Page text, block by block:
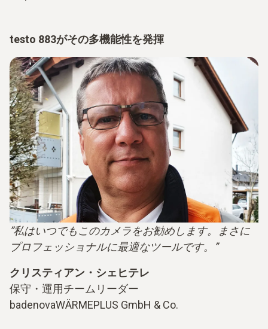
testo 883がその多機能性を発揮
”私はいつでもこのカメラをお勧めします。まさに
プロフェッショナルに最適なツールです。”
クリスティアン・シェヒテレ
保守・運用チームリーダー
badenovaWÄRMEPLUS GmbH & Co.